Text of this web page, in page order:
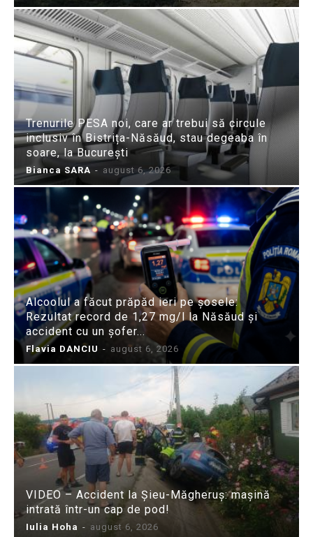
Trenurile PESA noi, care ar trebui să circule
inclusiv în Bistrița-Năsăud, stau degeaba în
soare, la București
Bianca SARA - august 6, 2026
Alcoolul a făcut prăpăd ieri pe șosele:
Rezultat record de 1,27 mg/l la Năsăud și
accident cu un șofer...
Flavia DANCIU - august 6, 2026
VIDEO – Accident la Șieu-Măgheruș: mașină
intrată într-un cap de pod!
Iulia Hoha - august 6, 2026